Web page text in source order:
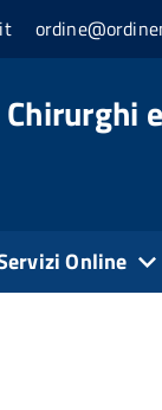
e
Online